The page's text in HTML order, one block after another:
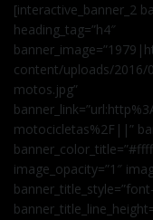
[interactive_banner_2
heading_tag=”h4″
content/uploads/2016/
motos.jpg”
motocicletas%2F||”
image_opacity=”1″